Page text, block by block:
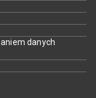
danych